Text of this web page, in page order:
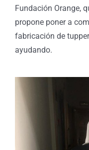
Fundación Orange,
propone poner a
fabricación de
ayudando.